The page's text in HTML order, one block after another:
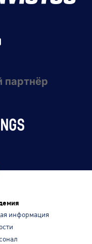
информация